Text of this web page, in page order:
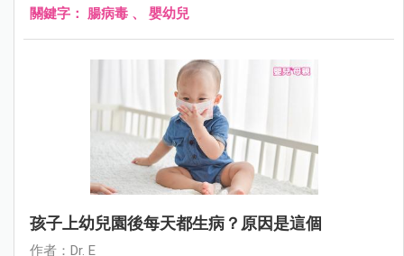
關鍵字： 腸病毒 、 嬰幼兒
孩子上幼兒園後每天都生病？原因是這個
作者：Dr. E